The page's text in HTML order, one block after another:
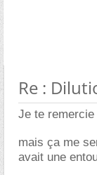
Re :
Je te remercie
mais ça me
avait une